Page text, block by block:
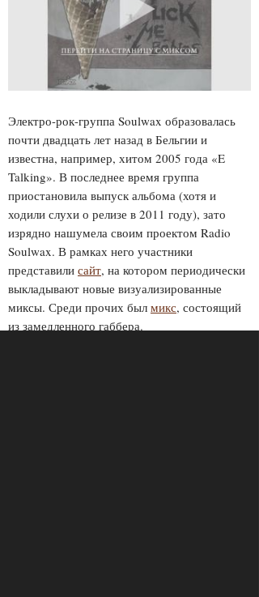
Электро-рок-группа Soulwax образовалась
почти двадцать лет назад в Бельгии и
известна, например, хитом 2005 года «E
Talking». В последнее время группа
приостановила выпуск альбома (хотя и
ходили слухи о релизе в 2011 году), зато
изрядно нашумела своим проектом Radio
Soulwax. В рамках него участники
представили сайт, на котором периодически
выкладывают новые визуализированные
миксы. Среди прочих был микс, состоящий
из замедленного габбера.